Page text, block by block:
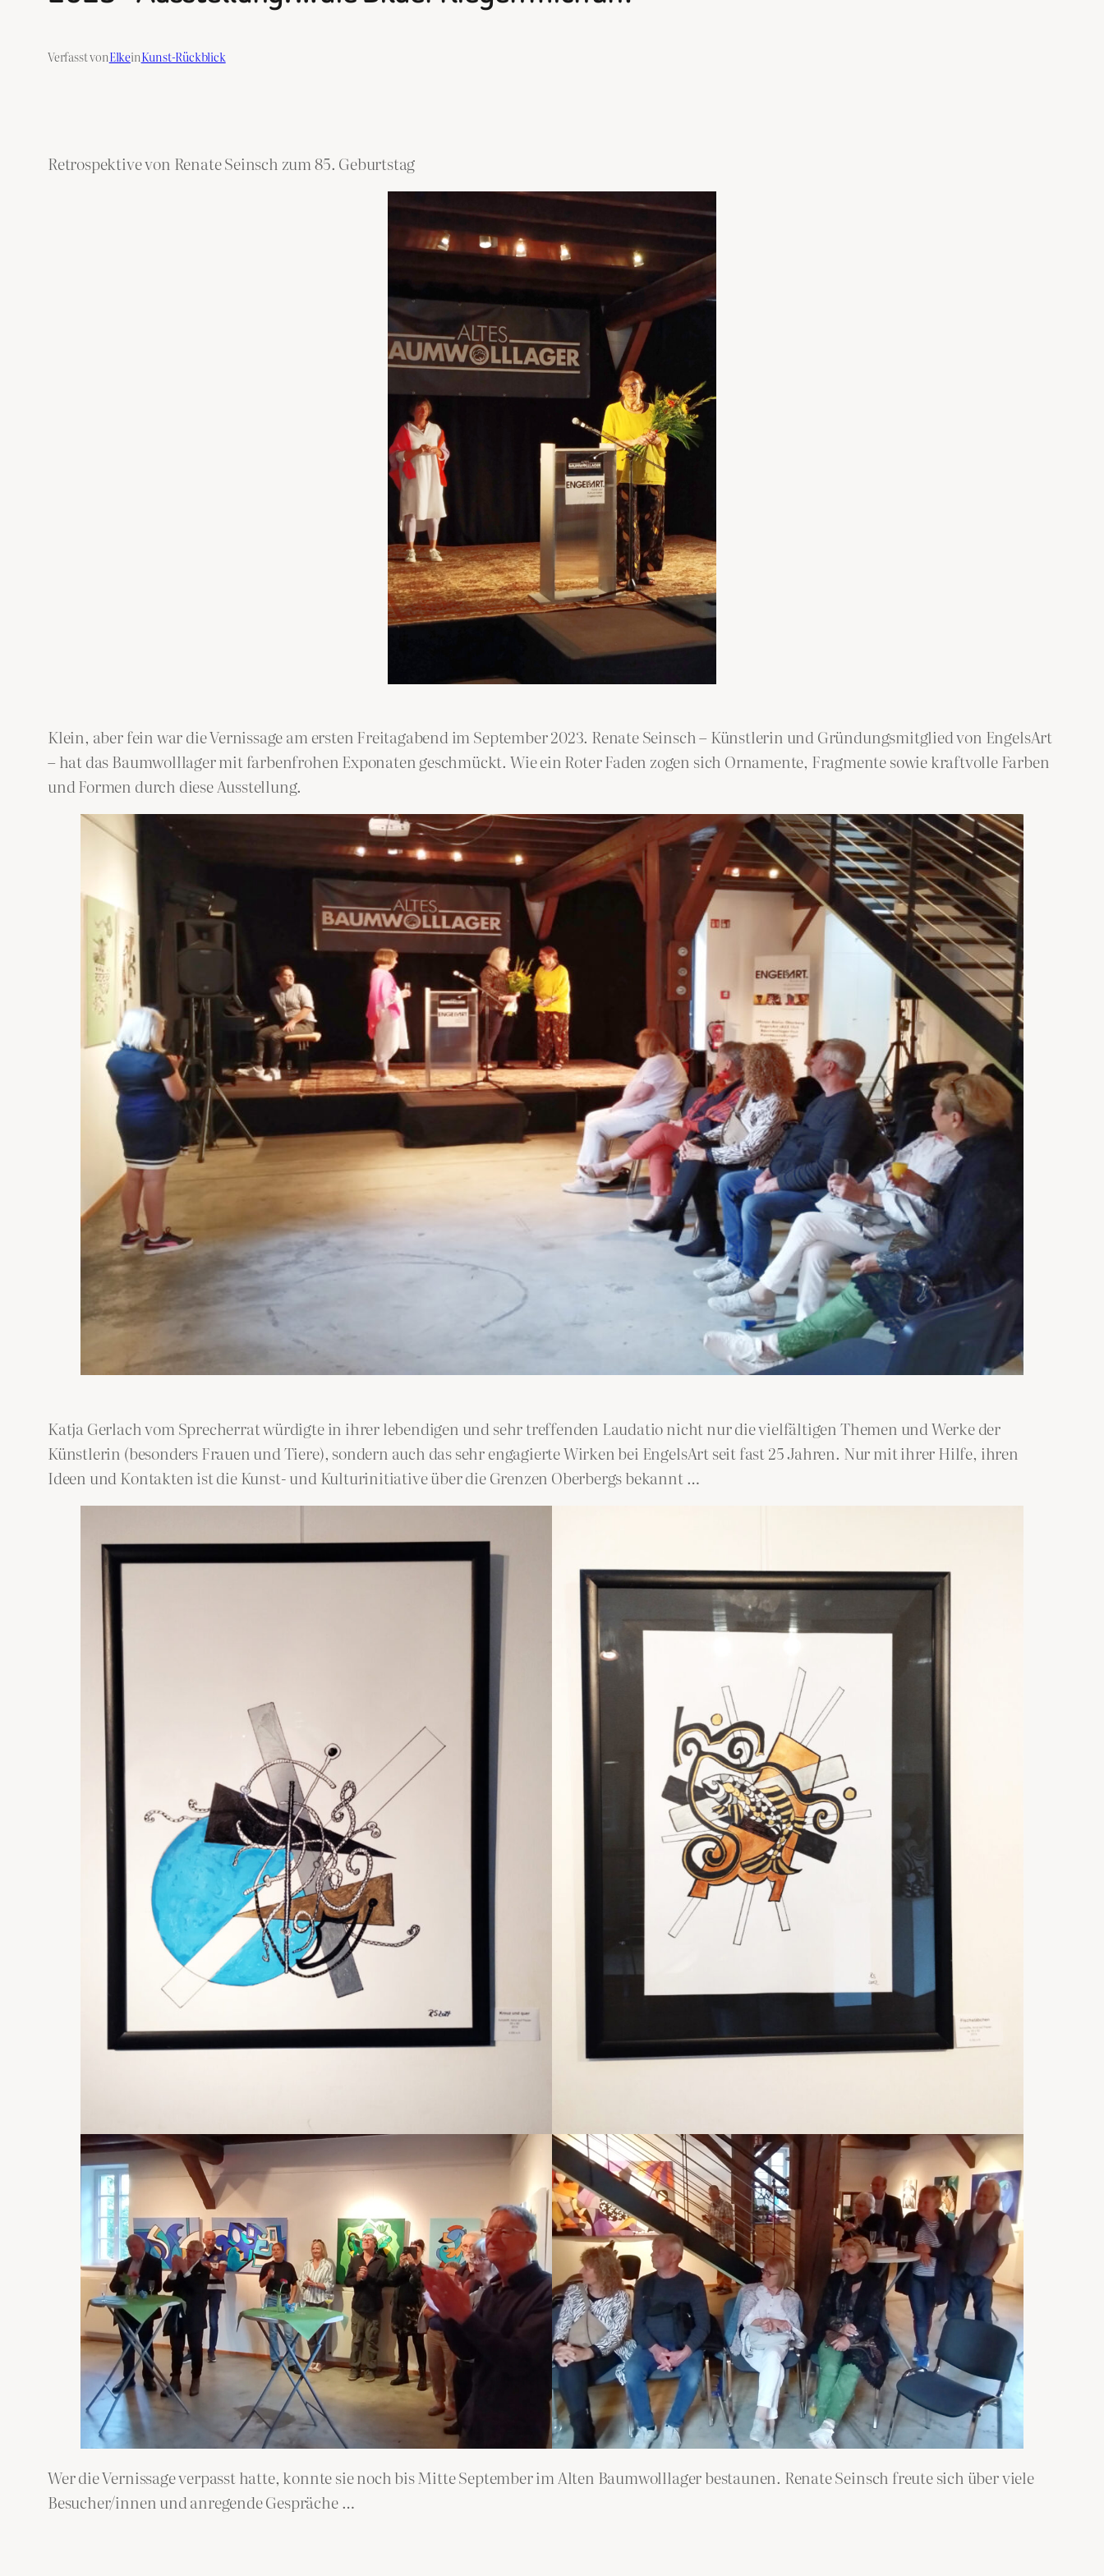
Verfasst vonElkeinKunst-Rückblick
Retrospektive von Renate Seinsch zum 85. Geburtstag
Klein, aber fein war die Vernissage am ersten Freitagabend im September 2023. Renate Seinsch – Künstlerin und Gründungsmitglied von EngelsArt
– hat das Baumwolllager mit farbenfrohen Exponaten geschmückt. Wie ein Roter Faden zogen sich Ornamente, Fragmente sowie kraftvolle Farben
und Formen durch diese Ausstellung.
Katja Gerlach vom Sprecherrat würdigte in ihrer lebendigen und sehr treffenden Laudatio nicht nur die vielfältigen Themen und Werke der
Künstlerin (besonders Frauen und Tiere), sondern auch das sehr engagierte Wirken bei EngelsArt seit fast 25 Jahren. Nur mit ihrer Hilfe, ihren
Ideen und Kontakten ist die Kunst- und Kulturinitiative über die Grenzen Oberbergs bekannt …
Wer die Vernissage verpasst hatte, konnte sie noch bis Mitte September im Alten Baumwolllager bestaunen. Renate Seinsch freute sich über viele
Besucher/innen und anregende Gespräche …